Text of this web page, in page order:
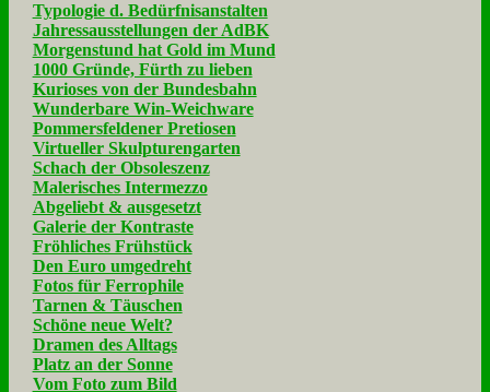
Typologie d. Bedürfnisanstalten
Jahressausstellungen der AdBK
Morgenstund hat Gold im Mund
1000 Gründe, Fürth zu lieben
Kurioses von der Bundesbahn
Wunderbare Win-Weichware
Pommersfeldener Pretiosen
Virtueller Skulpturengarten
Schach der Obsoleszenz
Malerisches Intermezzo
Abgeliebt & ausgesetzt
Galerie der Kontraste
Fröhliches Frühstück
Den Euro umgedreht
Fotos für Ferrophile
Tarnen & Täuschen
Schöne neue Welt?
Dramen des Alltags
Platz an der Sonne
Vom Foto zum Bild